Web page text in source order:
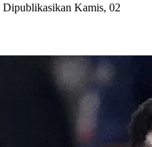
Dipublikasikan Kamis, 02